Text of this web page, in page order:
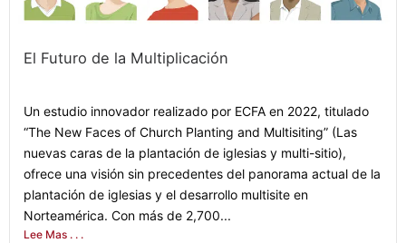
El Futuro de la Multiplicación
Un estudio innovador realizado por ECFA en 2022, titulado
“The New Faces of Church Planting and Multisiting” (Las
nuevas caras de la plantación de iglesias y multi-sitio),
ofrece una visión sin precedentes del panorama actual de la
plantación de iglesias y el desarrollo multisite en
Norteamérica. Con más de 2,700...
Lee Mas . . .